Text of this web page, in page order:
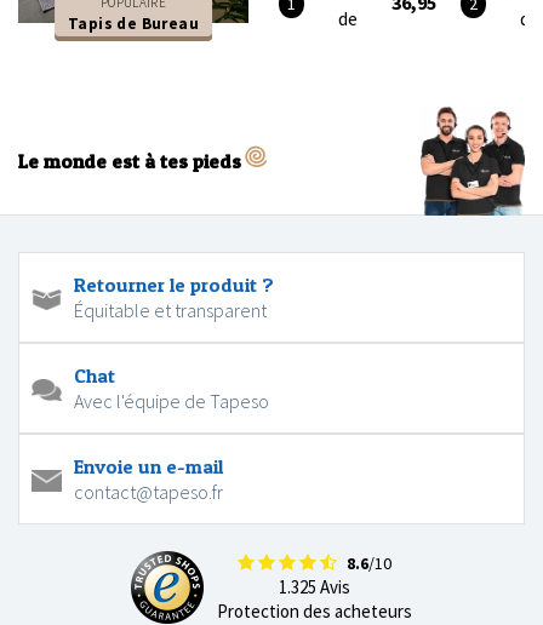
Tapis de Bureau
de
de
Le monde est à tes pieds
Retourner le produit ?
Équitable et transparent
Chat
Avec l'équipe de Tapeso
Envoie un e-mail
contact@tapeso.fr
8.6/10
1.325 Avis
Protection des acheteurs